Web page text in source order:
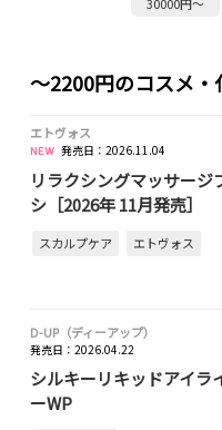
～2200円のコスメ・
エトヴォス
発売日：2026.11.04
リラクシングマッサージ
シ［2026年 11月発売］
スカルプケア エトヴォス
D-UP（ディーアップ）
発売日：2026.04.22
シルキーリキッドアイラ
ーWP